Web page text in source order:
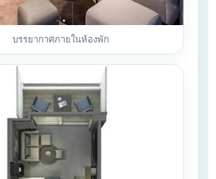
บรรยากาศภายในห้องพัก